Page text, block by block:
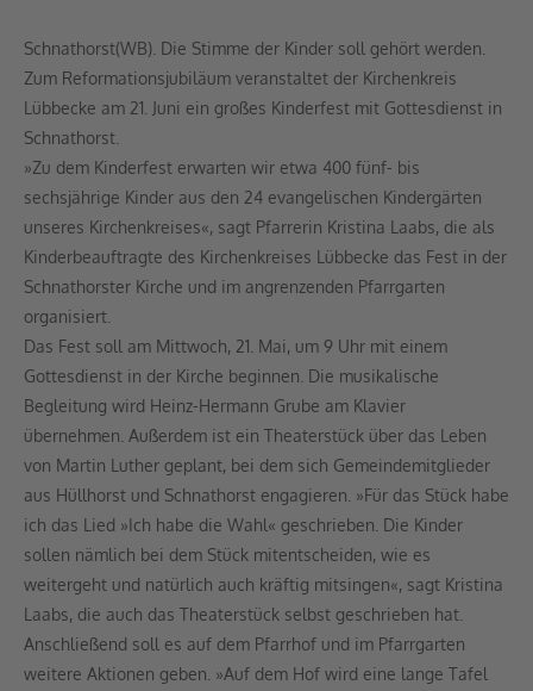
Schnathorst(WB). Die Stimme der Kinder soll gehört werden.
Zum Reformationsjubiläum veranstaltet der Kirchenkreis
Lübbecke am 21. Juni ein großes Kinderfest mit Gottesdienst in
Schnathorst.
»Zu dem Kinderfest erwarten wir etwa 400 fünf- bis
sechsjährige Kinder aus den 24 evangelischen Kindergärten
unseres Kirchenkreises«, sagt Pfarrerin Kristina Laabs, die als
Kinderbeauftragte des Kirchenkreises Lübbecke das Fest in der
Schnathorster Kirche und im angrenzenden Pfarrgarten
organisiert.
Das Fest soll am Mittwoch, 21. Mai, um 9 Uhr mit einem
Gottesdienst in der Kirche beginnen. Die musikalische
Begleitung wird Heinz-Hermann Grube am Klavier
übernehmen. Außerdem ist ein Theaterstück über das Leben
von Martin Luther geplant, bei dem sich Gemeindemitglieder
aus Hüllhorst und Schnathorst engagieren. »Für das Stück habe
ich das Lied »Ich habe die Wahl« geschrieben. Die Kinder
sollen nämlich bei dem Stück mitentscheiden, wie es
weitergeht und natürlich auch kräftig mitsingen«, sagt Kristina
Laabs, die auch das Theaterstück selbst geschrieben hat.
Anschließend soll es auf dem Pfarrhof und im Pfarrgarten
weitere Aktionen geben. »Auf dem Hof wird eine lange Tafel